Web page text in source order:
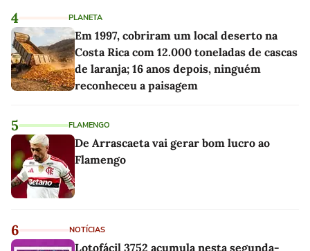
4 PLANETA
Em 1997, cobriram um local deserto na
Costa Rica com 12.000 toneladas de cascas
de laranja; 16 anos depois, ninguém
reconheceu a paisagem
5 FLAMENGO
De Arrascaeta vai gerar bom lucro ao
Flamengo
6 NOTÍCIAS
Lotofácil 3752 acumula nesta segunda-